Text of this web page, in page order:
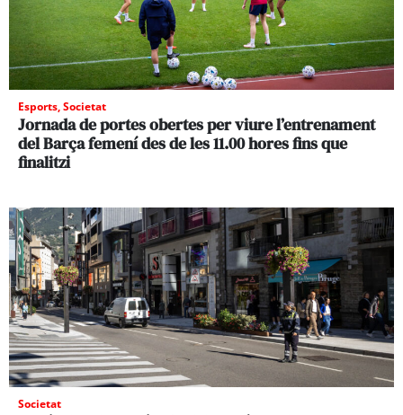
Esports,Societat
Jornada de portes obertes per viure l’entrenament
del Barça femení des de les 11.00 hores fins que
finalitzi
Societat